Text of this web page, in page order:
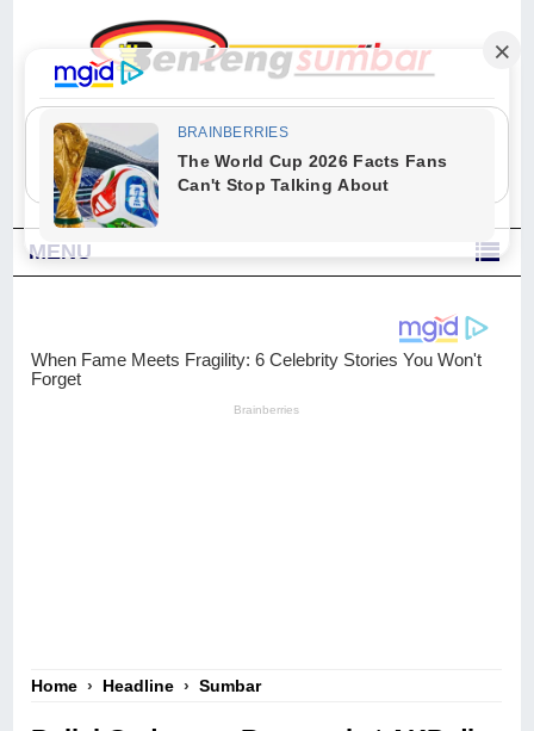
"Sesungguhnya Allah dan para malaikat-Nya berselawat untuk Nabi.
Wahai orang-orang yang beriman, berselawatlah kamu untuk Nabi dan
ucapkanlah salam dengan penuh penghormatan kepadanya." (Qs. Al
Ahzab Ayat 56)
MENU
Home › Headline ›Sumbar